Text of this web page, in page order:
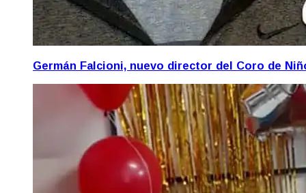
Germán Falcioni, nuevo director del Coro de